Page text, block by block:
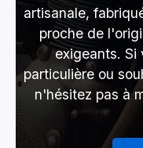
artisanale,
proche de
exigeants. Si
particulière ou
n'hésitez pas à